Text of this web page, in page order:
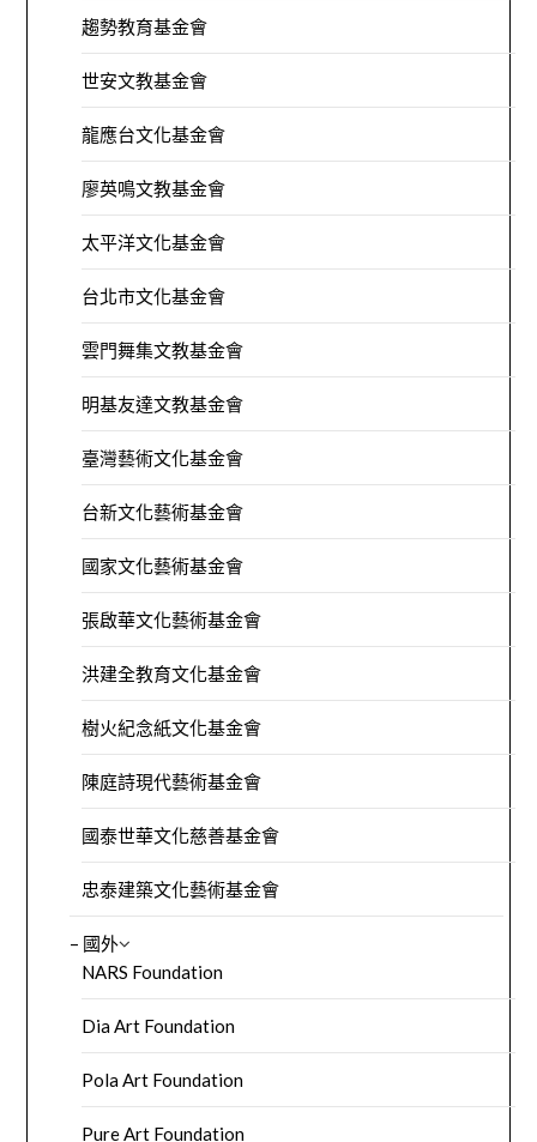
趨勢教育基金會
世安文教基金會
龍應台文化基金會
廖英鳴文教基金會
太平洋文化基金會
台北市文化基金會
雲門舞集文教基金會
明基友達文教基金會
臺灣藝術文化基金會
台新文化藝術基金會
國家文化藝術基金會
張啟華文化藝術基金會
洪建全教育文化基金會
樹火紀念紙文化基金會
陳庭詩現代藝術基金會
國泰世華文化慈善基金會
忠泰建築文化藝術基金會
– 國外
NARS Foundation
Dia Art Foundation
Pola Art Foundation
Pure Art Foundation